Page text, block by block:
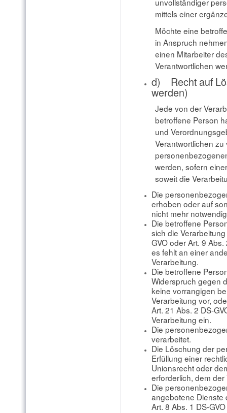
mittels einer
Möchte eine
in Anspruch
einen Mitarbeiter
Verantwortlichen
d) Recht auf
werden)
Jede von der
betroffene Person
und
Verantwortlichen
werden, sofern
soweit die
Die
erhoben oder auf
nicht mehr
Die betroffene
sich die
GVO oder Art. 9
es fehlt an einer
Verarbeitung.
Die betroffene
Widerspruch gegen
keine vorrangigen
Verarbeitung vor,
Art. 21 Abs. 2 DS-
Verarbeitung ein.
Die
verarbeitet.
Die Löschung der
Erfüllung einer
Unionsrecht oder
erforderlich, dem
Die
angebotene Dienste
Art. 8 Abs. 1 DS-